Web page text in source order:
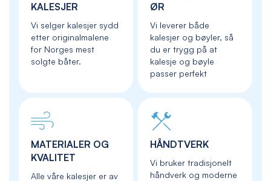
KALESJER
Vi selger kalesjer sydd
etter originalmalene
for Norges mest
solgte båter.
ØR
Vi leverer både
kalesjer og bøyler, så
du er trygg på at
kalesje og bøyle
passer perfekt
MATERIALER OG
KVALITET
Alle våre kalesjer er av
HÅNDTVERK
Vi bruker tradisjonelt
håndverk og moderne